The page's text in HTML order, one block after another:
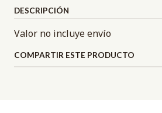
DESCRIPCIÓN
Valor no incluye envío
COMPARTIR ESTE PRODUCTO